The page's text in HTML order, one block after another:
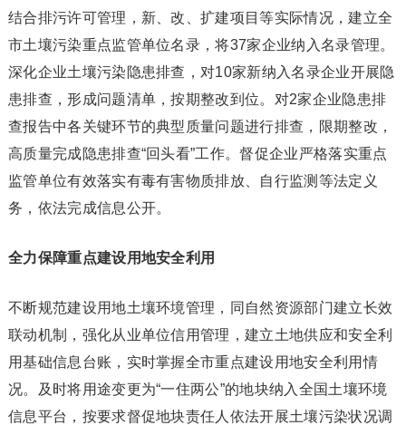
结合排污许可管理，新、改、扩建项目等实际情况，建立全
市土壤污染重点监管单位名录，将37家企业纳入名录管理。
深化企业土壤污染隐患排查，对10家新纳入名录企业开展隐
患排查，形成问题清单，按期整改到位。对2家企业隐患排
查报告中各关键环节的典型质量问题进行排查，限期整改，
高质量完成隐患排查“回头看”工作。督促企业严格落实重点
监管单位有效落实有毒有害物质排放、自行监测等法定义
务，依法完成信息公开。
全力保障重点建设用地安全利用
不断规范建设用地土壤环境管理，同自然资源部门建立长效
联动机制，强化从业单位信用管理，建立土地供应和安全利
用基础信息台账，实时掌握全市重点建设用地安全利用情
况。及时将用途变更为“一住两公”的地块纳入全国土壤环境
信息平台，按要求督促地块责任人依法开展土壤污染状况调